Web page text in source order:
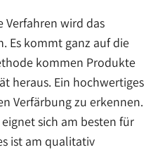
Verfahren wird das
Es kommt ganz auf die
kommen Produkte
heraus. Ein hochwertiges
Verfärbung zu erkennen.
sich am besten für
ist am qualitativ